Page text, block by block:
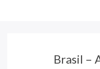
Brasil –